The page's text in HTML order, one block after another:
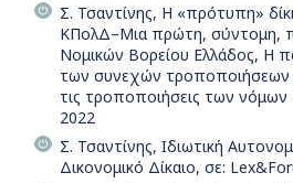
Σ. Τσαντίνης, Η «πρότυπη»
ΚΠολΔ–Μια πρώτη, σύντομη,
Νομικών Βορείου Ελλάδος, Η
των συνεχών
τις τροποποιήσεις των νόμων
2022
Σ. Τσαντίνης, Ιδιωτική
Δικονομικό Δίκαιο, σε: